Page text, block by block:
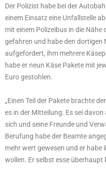
Der Polizist habe bei der
einem Einsatz eine Unfallstelle
mit einem Polizeibus in die
gefahren und habe den
aufgefordert, ihm mehrere
habe er neun Käse Pakete mit
Euro gestohlen.
„Einen Teil der Pakete brachte
es in der Mitteilung. Es sei
sich und seine Freunde und
Berufung habe der Beamte
mehr wert gewesen und er habe
wollen. Er selbst esse überhaupt